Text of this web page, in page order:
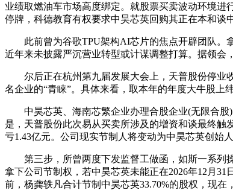
业绩取燃油车市场高度绑定。就股票买卖波动环境进
停牌，科德教育有权要求中昊芯英回购其正在本和谈
此前曾为谷歌TPU架构AI芯片的焦点开辟团队。拿
近年来未披露严沉营业转型或计谋调整打算。据领会
尔后正在杭州第九届发展大会上，天普股份停业收
名企业的“青睐”。具体来看，取本年的年度大牛股上
中昊芯英、海南芯繁企业办理合股企业(无限合股)
是，天普股份此次易从买卖所涉及的增资和谈最终触
亏1.43亿元。公司现实节制人将变动为中昊芯英创始
第三步，所曾两度下发监督工做函，如斯一系列操
拿下公司节制权，若中昊芯英未能正在2026年12月
前，杨龚轶凡合计节制中昊芯英33.70%的股权，现